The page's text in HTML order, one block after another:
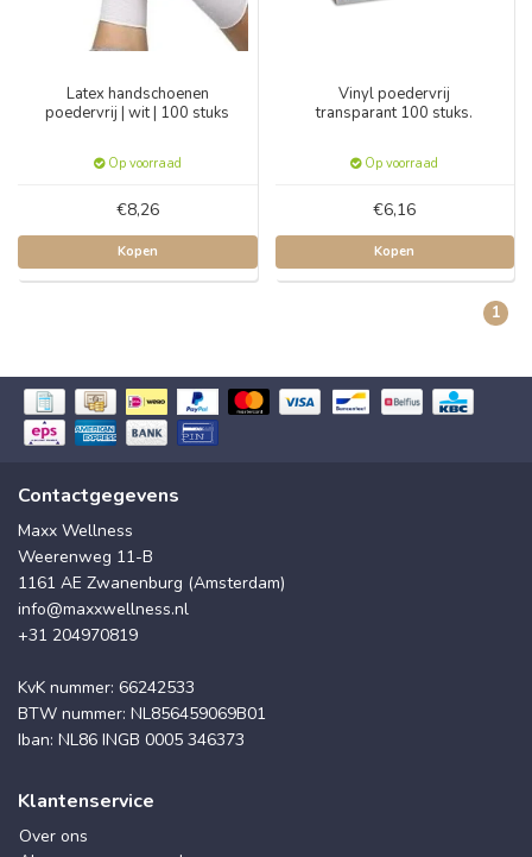
Latex handschoenen
poedervrij | wit | 100 stuks
Op voorraad
€8,26
Kopen
Vinyl poedervrij
transparant 100 stuks.
Op voorraad
€6,16
Kopen
1
Contactgegevens
Maxx Wellness
Weerenweg 11-B
1161 AE Zwanenburg (Amsterdam)
info@maxxwellness.nl
+31 204970819
KvK nummer: 66242533
BTW nummer: NL856459069B01
Iban: NL86 INGB 0005 346373
Klantenservice
Over ons